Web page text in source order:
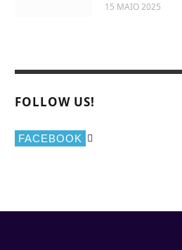
15 MAIO 2025
FOLLOW US!
FACEBOOK